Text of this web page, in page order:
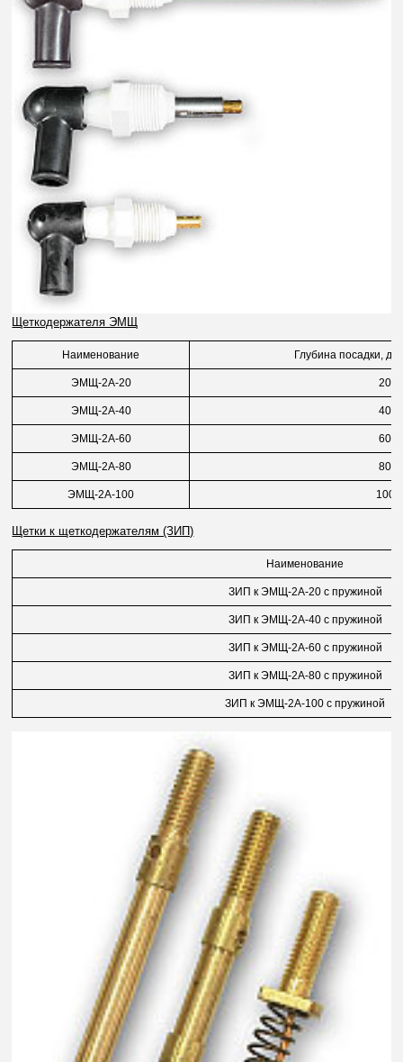
Щеткодержателя ЭМЩ
Наименование Глубина посадки,
ЭМЩ-2А-20 20
ЭМЩ-2А-40 40
ЭМЩ-2А-60 60
ЭМЩ-2А-80 80
ЭМЩ-2А-100 100
Щетки к щеткодержателям (ЗИП)
Наименование
ЗИП к ЭМЩ-2А-20 с пружиной
ЗИП к ЭМЩ-2А-40 с пружиной
ЗИП к ЭМЩ-2А-60 с пружиной
ЗИП к ЭМЩ-2А-80 с пружиной
ЗИП к ЭМЩ-2А-100 с пружиной